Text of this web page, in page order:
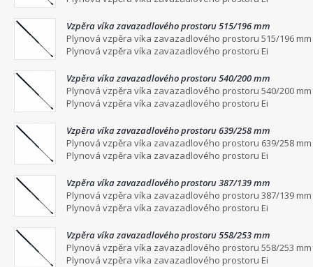
Vzpěra víka zavazadlového prostoru 515/196 mm
Plynová vzpěra víka zavazadlového prostoru 515/196 mm
Plynová vzpěra víka zavazadlového prostoru Ei
Vzpěra víka zavazadlového prostoru 540/200 mm
Plynová vzpěra víka zavazadlového prostoru 540/200 mm
Plynová vzpěra víka zavazadlového prostoru Ei
Vzpěra víka zavazadlového prostoru 639/258 mm
Plynová vzpěra víka zavazadlového prostoru 639/258 mm
Plynová vzpěra víka zavazadlového prostoru Ei
Vzpěra víka zavazadlového prostoru 387/139 mm
Plynová vzpěra víka zavazadlového prostoru 387/139 mm
Plynová vzpěra víka zavazadlového prostoru Ei
Vzpěra víka zavazadlového prostoru 558/253 mm
Plynová vzpěra víka zavazadlového prostoru 558/253 mm
Plynová vzpěra víka zavazadlového prostoru Ei